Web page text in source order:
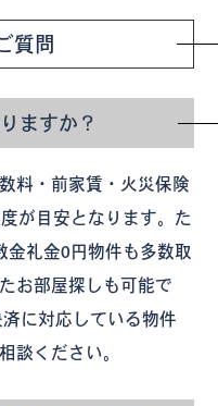
質問
ますか？
料・前家賃・火災保険
が目安となります。た
金礼金0円物件も多数取
お部屋探しも可能で
に対応している物件
談ください。